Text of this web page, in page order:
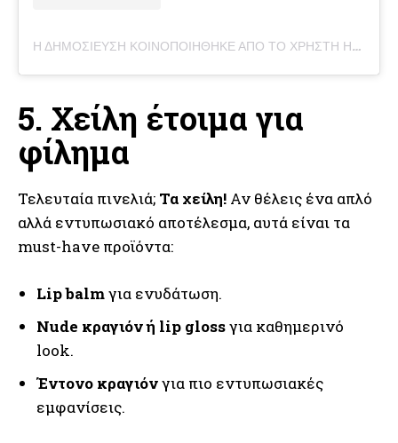
Η ΔΗΜΟΣΊΕΥΣΗ ΚΟΙΝΟΠΟΙΉΘΗΚΕ ΑΠΌ ΤΟ ΧΡΉΣΤΗ HYPNAUGHTY ™ (@HYPNAUGHTY.MAKEUP)
5. Χείλη έτοιμα για
φίλημα
Τελευταία πινελιά; Τα χείλη! Αν θέλεις ένα απλό
αλλά εντυπωσιακό αποτέλεσμα, αυτά είναι τα
must-have προϊόντα:
Lip balmγια ενυδάτωση.
Nude κραγιόν ή lip glossγια καθημερινό
look.
Έντονο κραγιόνγια πιο εντυπωσιακές
εμφανίσεις.